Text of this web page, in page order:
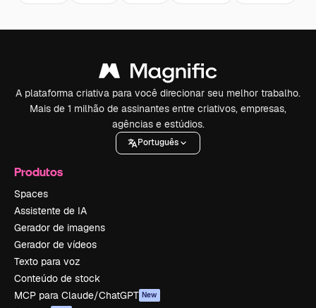
A plataforma criativa para você direcionar seu melhor trabalho.
Mais de 1 milhão de assinantes entre criativos, empresas,
agências e estúdios.
Português
Produtos
Spaces
Assistente de IA
Gerador de imagens
Gerador de vídeos
Texto para voz
Conteúdo de stock
MCP para Claude/ChatGPT New